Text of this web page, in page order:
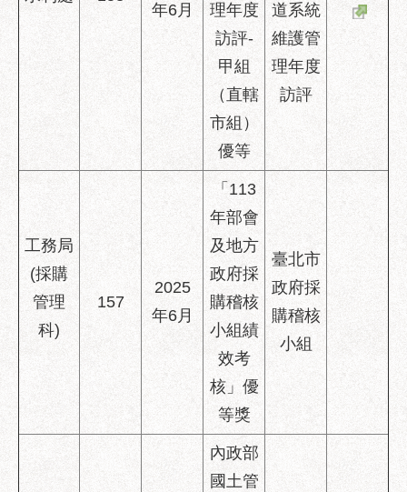
年6月
理年度
訪評-
甲組
（直轄
市組）
優等
道系統
維護管
理年度
訪評
工務局
(採購
管理
科)
157
2025
年6月
「113
年部會
及地方
政府採
購稽核
小組績
效考
核」優
等獎
臺北市
政府採
購稽核
小組
內政部
國土管